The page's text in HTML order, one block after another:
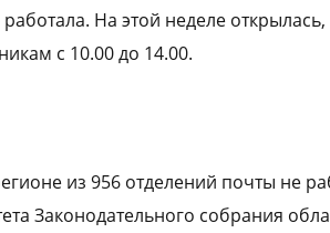
На этой неделе
с 10.00 до 14.00.
из 956 отделений почты не
Законодательного собрания